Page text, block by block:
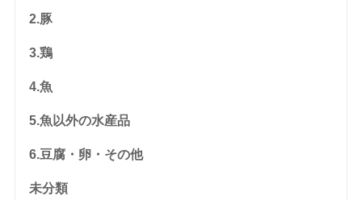
2.豚
3.鶏
4.魚
5.魚以外の水産品
6.豆腐・卵・その他
未分類